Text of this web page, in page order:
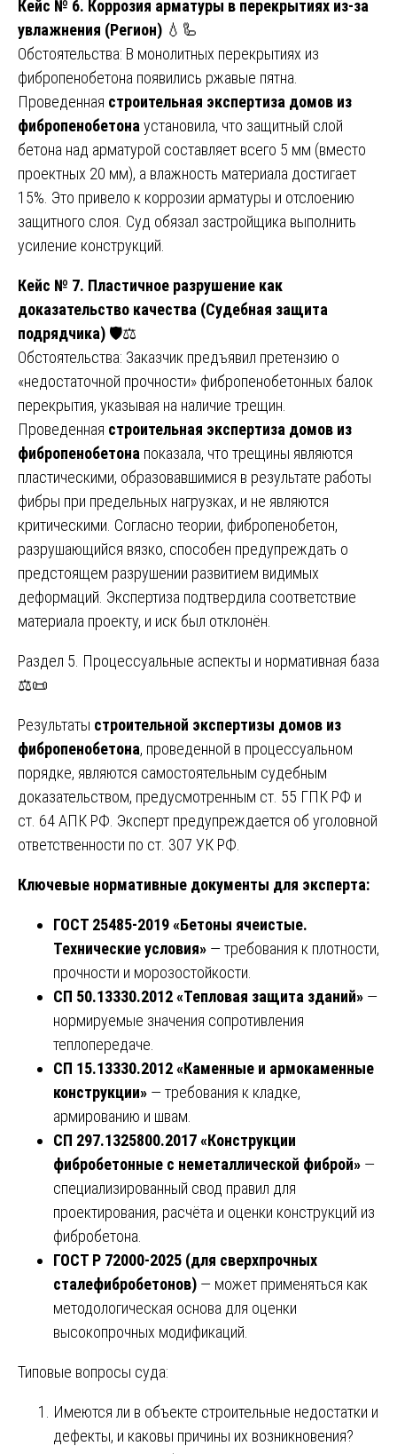
Кейс № 6. Коррозия арматуры в перекрытиях из-за
увлажнения (Регион) 💧🦾
Обстоятельства: В монолитных перекрытиях из
фибропенобетона появились ржавые пятна.
Проведенная строительная экспертиза домов из
фибропенобетонаустановила, что защитный слой
бетона над арматурой составляет всего 5 мм (вместо
проектных 20 мм), а влажность материала достигает
15%. Это привело к коррозии арматуры и отслоению
защитного слоя. Суд обязал застройщика выполнить
усиление конструкций.
Кейс № 7. Пластичное разрушение как
доказательство качества (Судебная защита
подрядчика) 🛡️⚖️
Обстоятельства: Заказчик предъявил претензию о
«недостаточной прочности» фибропенобетонных балок
перекрытия, указывая на наличие трещин.
Проведенная строительная экспертиза домов из
фибропенобетона показала, что трещины являются
пластическими, образовавшимися в результате работы
фибры при предельных нагрузках, и не являются
критическими. Согласно теории, фибропенобетон,
разрушающийся вязко, способен предупреждать о
предстоящем разрушении развитием видимых
деформаций. Экспертиза подтвердила соответствие
материала проекту, и иск был отклонён.
Раздел 5. Процессуальные аспекты и нормативная база
⚖️📜
Результаты строительной экспертизы домов из
фибропенобетона, проведенной в процессуальном
порядке, являются самостоятельным судебным
доказательством, предусмотренным ст. 55 ГПК РФ и
ст. 64 АПК РФ. Эксперт предупреждается об уголовной
ответственности по ст. 307 УК РФ.
Ключевые нормативные документы для эксперта:
ГОСТ 25485-2019 «Бетоны ячеистые.
Технические условия» — требования к плотности,
прочности и морозостойкости.
СП 50.13330.2012 «Тепловая защита зданий» —
нормируемые значения сопротивления
теплопередаче.
СП 15.13330.2012 «Каменные и армокаменные
конструкции» — требования к кладке,
армированию и швам.
СП 297.1325800.2017 «Конструкции
фибробетонные с неметаллической фиброй» —
специализированный свод правил для
проектирования, расчёта и оценки конструкций из
фибробетона.
ГОСТ Р 72000-2025 (для сверхпрочных
сталефибробетонов) — может применяться как
методологическая основа для оценки
высокопрочных модификаций.
Типовые вопросы суда:
Имеются ли в объекте строительные недостатки и
дефекты, и каковы причины их возникновения?